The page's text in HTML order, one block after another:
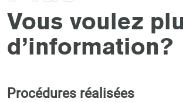
Vous voulez
d’information?
Procédures réalisées